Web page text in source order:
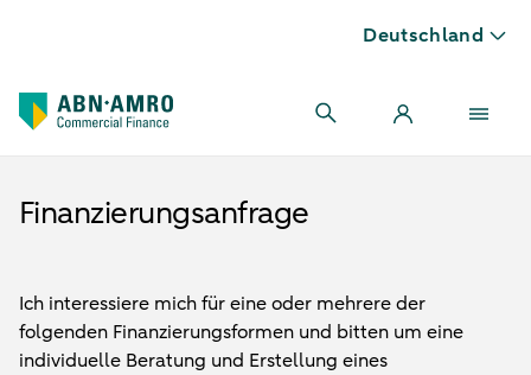
Deutschland
Finanzierungsanfrage
Ich interessiere mich für eine oder mehrere der
folgenden Finanzierungsformen und bitten um eine
individuelle Beratung und Erstellung eines